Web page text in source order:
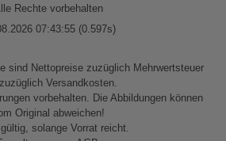
Rechte vorbehalten
07:43:55 (0.597s)
sind Nettopreise zuzüglich Mehrwertsteuer
Versandkosten.
vorbehalten. Die Abbildungen können
Original abweichen!
solange Vorrat reicht.